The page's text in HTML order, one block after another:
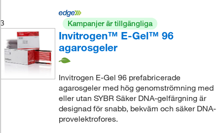
3 Kampanjer är tillgängliga
Invitrogen™ E-Gel™ 96
agarosgeler
Invitrogen E-Gel 96 prefabricerade
agarosgeler med hög genomströmning med
eller utan SYBR Säker DNA-gelfärgning är
designad för snabb, bekväm och säker DNA-
provelektrofores.